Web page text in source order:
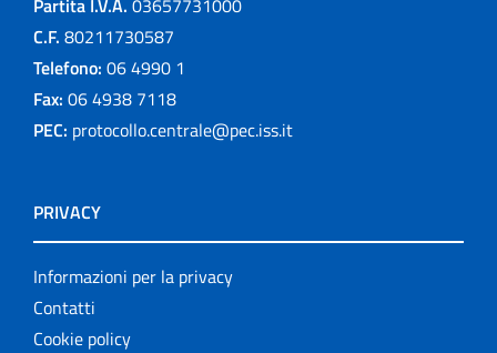
C.F. 80211730587
Telefono: 06 4990 1
Fax: 06 4938 7118
PEC: protocollo.centrale@pec.iss.it
PRIVACY
Informazioni per la privacy
Contatti
Cookie policy